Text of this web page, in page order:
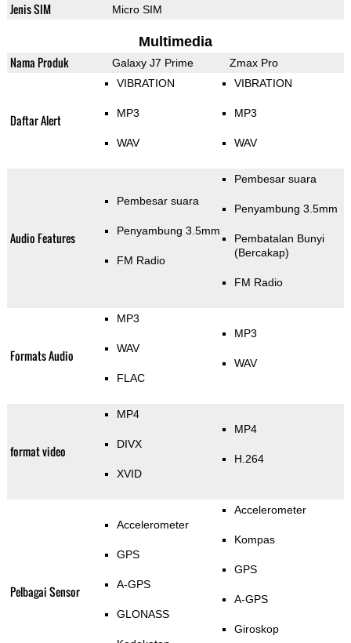
Jenis SIM Micro SIM
Multimedia
Nama Produk Galaxy J7 Prime Zmax Pro
Daftar Alert
VIBRATION
MP3
WAV
VIBRATION
MP3
WAV
Audio Features
Pembesar suara
Penyambung 3.5mm
FM Radio
Pembesar suara
Penyambung 3.5mm
Pembatalan Bunyi
(Bercakap)
FM Radio
Formats Audio
MP3
WAV
FLAC
MP3
WAV
format video
MP4
DIVX
XVID
MP4
H.264
Pelbagai Sensor
Accelerometer
GPS
A-GPS
GLONASS
Accelerometer
Kompas
GPS
A-GPS
Giroskop